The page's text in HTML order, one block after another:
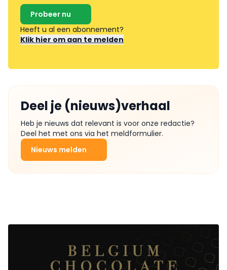
Probeer nu
Heeft u al een abonnement?
Klik hier om aan te melden
Deel je (nieuws)verhaal
Heb je nieuws dat relevant is voor onze redactie?
Deel het met ons via het meldformulier.
Nieuws melden